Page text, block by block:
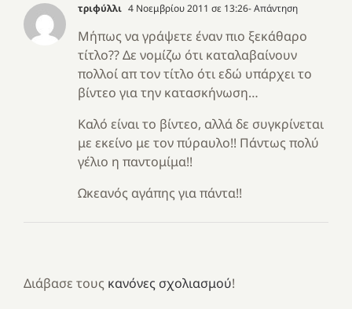
τριφύλλι 4 Νοεμβρίου 2011 σε 13:26- Απάντηση
Μήπως να γράψετε έναν πιο ξεκάθαρο
τίτλο?? Δε νομίζω ότι καταλαβαίνουν
πολλοί απ τον τίτλο ότι εδώ υπάρχει το
βίντεο για την κατασκήνωση…
Καλό είναι το βίντεο, αλλά δε συγκρίνεται
με εκείνο με τον πύραυλο!! Πάντως πολύ
γέλιο η παντομίμα!!
Ωκεανός αγάπης για πάντα!!
Διάβασε τους κανόνες σχολιασμού!